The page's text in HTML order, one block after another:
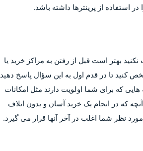
استفاده از پرینترها داشته باشد.
بهتر است قبل از رفتن به مراکز خرید یا
کنید تا در قدم اول به این سؤال پاسخ دهید
که برای شما اولویت دارند مثل امکانات
که در انجام یک خرید آسان و بدون اتلاف
نظر شما اغلب در آخر آنها قرار می گیرد.